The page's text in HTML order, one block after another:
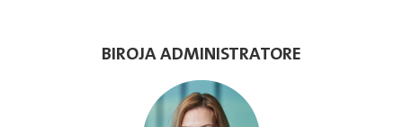
BIROJA ADMINISTRATORE